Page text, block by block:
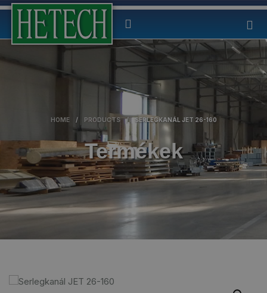
HOME / PRODUCTS / SERLEGKANÁL JET 26-160
Termékek